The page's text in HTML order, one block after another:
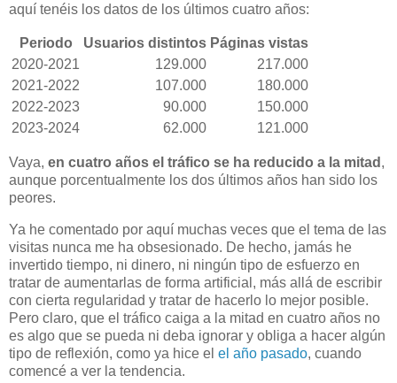
aquí tenéis los datos de los últimos cuatro años:
Periodo Usuarios distintos Páginas vistas
2020-2021
129.000
217.000
2021-2022
107.000
180.000
2022-2023
90.000
150.000
2023-2024
62.000 121.000
Vaya, en cuatro años el tráfico se ha reducido a la mitad ,
aunque porcentualmente los dos últimos años han sido los
peores.
Ya he comentado por aquí muchas veces que el tema de las
visitas nunca me ha obsesionado. De hecho, jamás he
invertido tiempo, ni dinero, ni ningún tipo de esfuerzo en
tratar de aumentarlas de forma artificial, más allá de escribir
con cierta regularidad y tratar de hacerlo lo mejor posible.
Pero claro, que el tráfico caiga a la mitad en cuatro años no
es algo que se pueda ni deba ignorar y obliga a hacer algún
tipo de reflexión, como ya hice el el año pasado, cuando
comencé a ver la tendencia.